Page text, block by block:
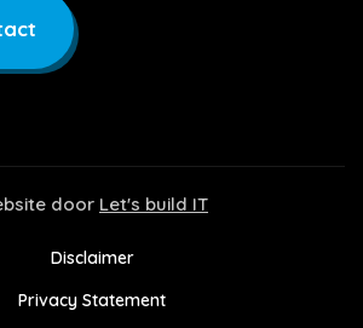
door Let's build IT
Disclaimer
Privacy Statement